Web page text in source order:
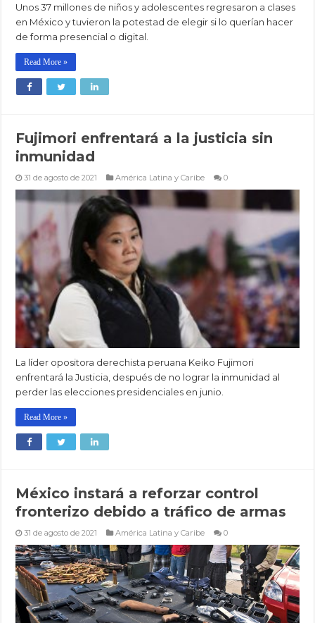
Unos 37 millones de niños y adolescentes regresaron a clases
en México y tuvieron la potestad de elegir si lo querían hacer
de forma presencial o digital.
Read More »
Fujimori enfrentará a la justicia sin
inmunidad
31 de agosto de 2021 América Latina y Caribe 0
La líder opositora derechista peruana Keiko Fujimori
enfrentará la Justicia, después de no lograr la inmunidad al
perder las elecciones presidenciales en junio.
Read More »
México instará a reforzar control
fronterizo debido a tráfico de armas
31 de agosto de 2021 América Latina y Caribe 0